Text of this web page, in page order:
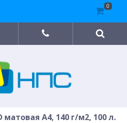
A4, 140 г/м2, 100 л.
0